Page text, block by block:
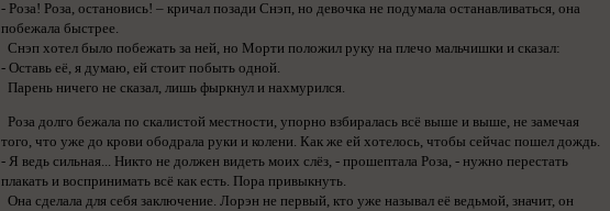
- Роза! Роза, остановись! – кричал позади Снэп, но девочка не подумала останавливаться, она
побежала быстрее.
Снэп хотел было побежать за ней, но Морти положил руку на плечо мальчишки и сказал:
- Оставь её, я думаю, ей стоит побыть одной.
Парень ничего не сказал, лишь фыркнул и нахмурился.
Роза долго бежала по скалистой местности, упорно взбиралась всё выше и выше, не замечая
того, что уже до крови ободрала руки и колени. Как же ей хотелось, чтобы сейчас пошел дождь.
- Я ведь сильная... Никто не должен видеть моих слёз, - прошептала Роза, - нужно перестать
плакать и воспринимать всё как есть. Пора привыкнуть.
Она сделала для себя заключение. Лорэн не первый, кто уже называл её ведьмой, значит, он